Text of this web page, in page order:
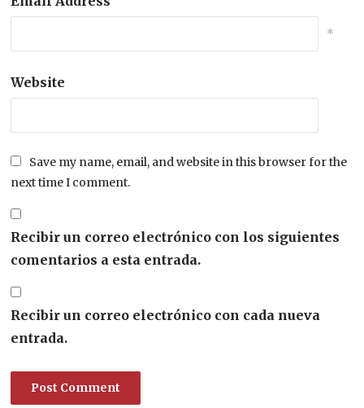
*
Website
Save my name, email, and website in this browser for the
next time I comment.
Recibir un correo electrónico con los siguientes
comentarios a esta entrada.
Recibir un correo electrónico con cada nueva
entrada.